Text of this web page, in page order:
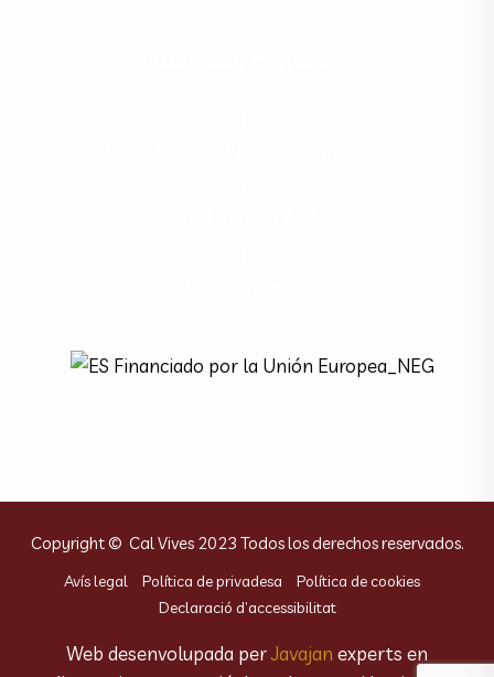
Copyright © Cal Vives 2023 Todos los derechos reservados.
Avís legal Política de privadesa
Política de cookies
Declaració d’accessibilitat
Web desenvolupada perJavajan experts en